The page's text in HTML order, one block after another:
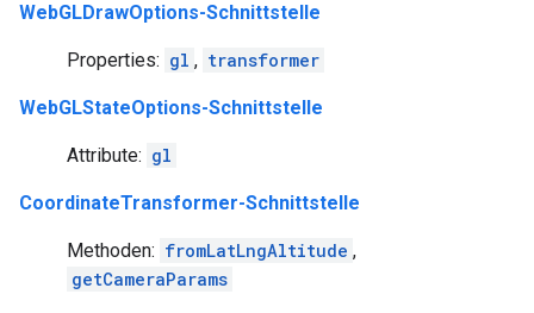
WebGLDrawOptions-Schnittstelle
Properties: gl , transformer
WebGLStateOptions-Schnittstelle
Attribute: gl
CoordinateTransformer-Schnittstelle
Methoden: fromLatLngAltitude ,
getCameraParams